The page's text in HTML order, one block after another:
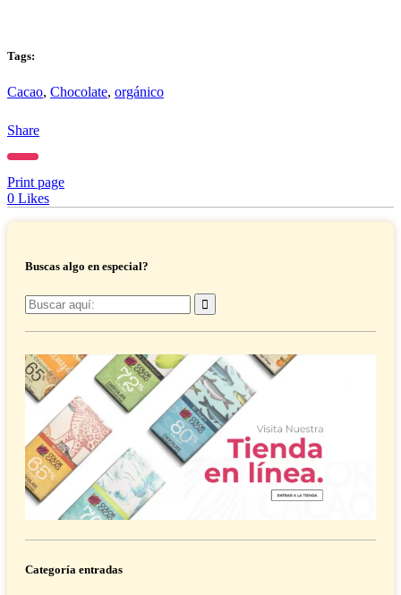
Tags:
Cacao, Chocolate, orgánico
Share
Print page
0 Likes
Buscas algo en especial?
Buscar
por:
Categoría entradas